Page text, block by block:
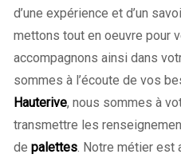
d’une expérience et d’un
mettons tout en oeuvre pour
accompagnons ainsi dans
sommes à l’écoute de vos
Hauterive, nous sommes à
transmettre les
de palettes. Notre métier est